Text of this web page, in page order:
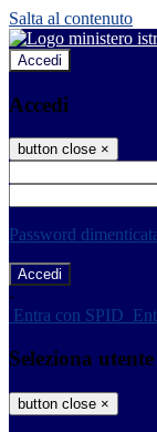
Salta al contenuto
Accedi
Accedi
button close ×
Password
-
Entra con SPID
Seleziona utente
button close ×